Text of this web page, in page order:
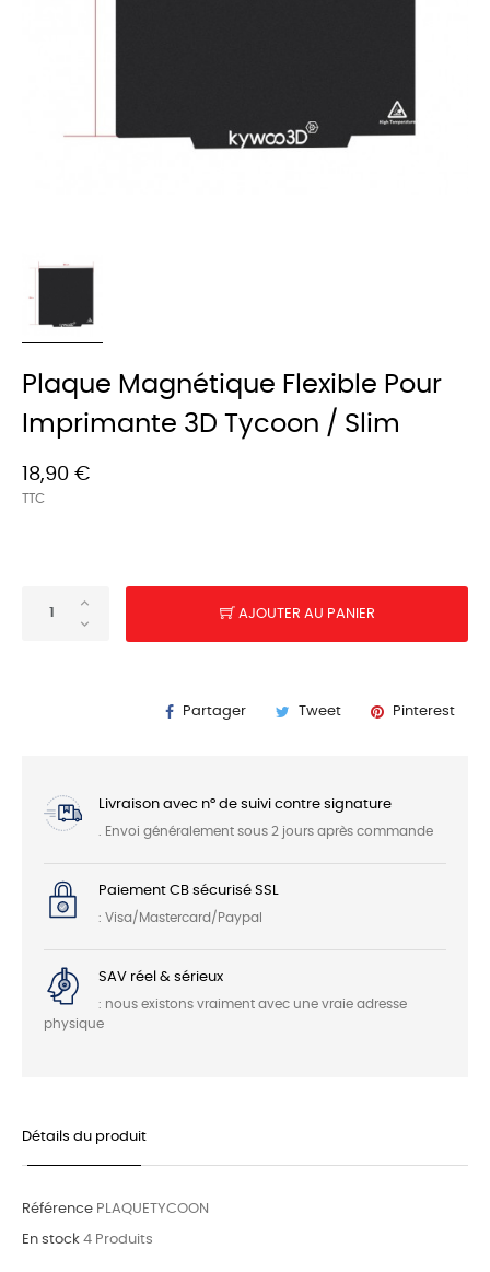
Plaque Magnétique Flexible Pour
Imprimante 3D Tycoon / Slim
18,90 €
TTC
AJOUTER AU PANIER
Partager Tweet Pinterest
Livraison avec n° de suivi contre signature
. Envoi généralement sous 2 jours après commande
Paiement CB sécurisé SSL
: Visa/Mastercard/Paypal
SAV réel & sérieux
: nous existons vraiment avec une vraie adresse
physique
Détails du produit
Référence PLAQUETYCOON
En stock 4 Produits